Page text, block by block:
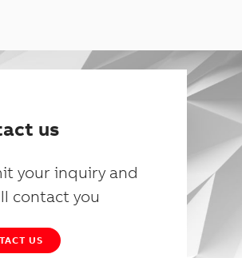
us
your inquiry and
contact you
US